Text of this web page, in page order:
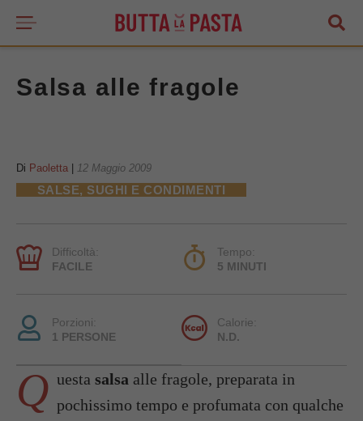
Salsa alle fragole
Di Paoletta 12 Maggio 2009
SALSE, SUGHI E CONDIMENTI
Difficoltà:
FACILE
Tempo:
5 MINUTI
Porzioni:
1 PERSONE
Calorie:
N.D.
Q uesta salsa alle fragole, preparata in
pochissimo tempo e profumata con qualche